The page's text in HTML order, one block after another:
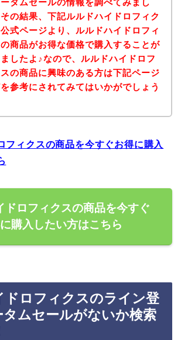
タムセールの情報を調べてみまし
の結果、下記ルルドハイドロフィク
式ページより、ルルドハイドロフィ
商品がお得な価格で購入することが
したよ♪なので、ルルドハイドロフ
スの商品に興味のある方は下記ページ
参考にされてみてはいかがでしょう
フィクスの商品を今すぐお得に購入
ドロフィクスの商品を今すぐ
購入したい方はこちら
ドロフィクスのライン登
ムセールがないか検索